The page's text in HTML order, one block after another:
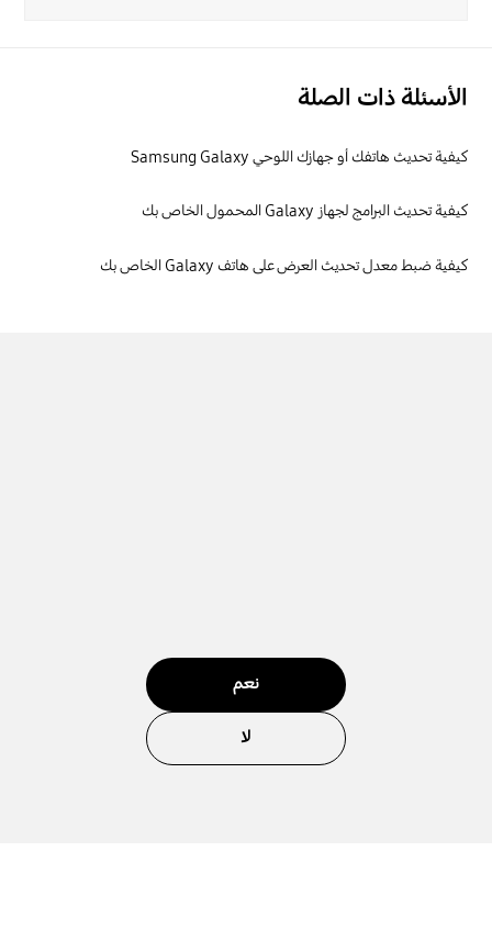
الأسئلة ذات الصلة
كيفية تحديث هاتفك أو جهازك اللوحي Samsung Galaxy
كيفية تحديث البرامج لجهاز Galaxy المحمول الخاص بك
كيفية ضبط معدل تحديث العرض على هاتف Galaxy الخاص بك
نعم
لا